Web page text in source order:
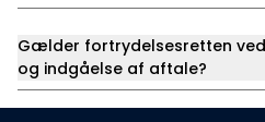
Gælder fortrydelsesretten
og indgåelse af aftale?